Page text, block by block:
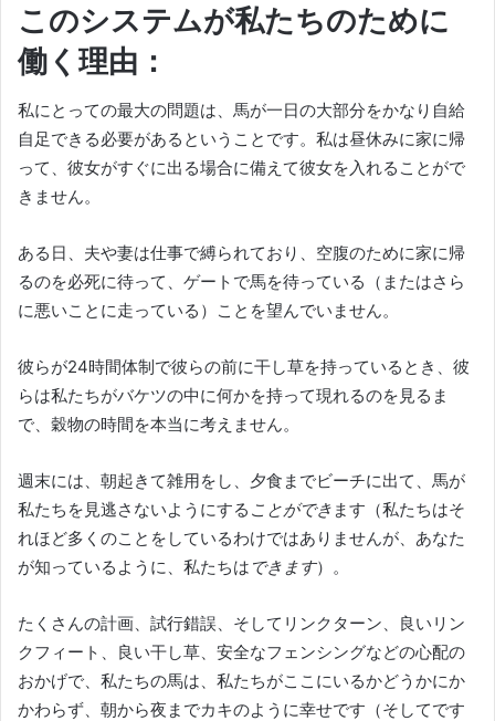
このシステムが私たちのために
働く理由：
私にとっての最大の問題は、馬が一日の大部分をかなり自給
自足できる必要があるということです。 私は昼休みに家に帰
って、彼女がすぐに出る場合に備えて彼女を入れることがで
きません。
ある日、夫や妻は仕事で縛られており、空腹のために家に帰
るのを必死に待って、ゲートで馬を待っている（またはさら
に悪いことに走っている）ことを望んでいません。
彼らが24時間体制で彼らの前に干し草を持っているとき、彼
らは私たちがバケツの中に何かを持って現れるのを見るま
で、穀物の時間を本当に考えません。
週末には、朝起きて雑用をし、夕食までビーチに出て、馬が
私たちを見逃さないようにする ことができ ます（私たちはそ
れほど多くのことをしているわけではありませんが、あなた
が知っているように、私たちは できます）。
たくさんの計画、試行錯誤、そしてリンクターン、良いリン
クフィート、良い干し草、安全なフェンシングなどの心配の
おかげで、私たちの馬は、私たちがここにいるかどうかにか
かわらず、朝から夜までカキのように幸せです（そしてです